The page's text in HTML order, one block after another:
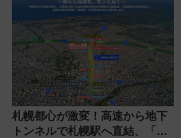
で探る鉄道アクセスの未来
札幌都心が激変！高速から地下
トンネルで札幌駅へ直結、「創